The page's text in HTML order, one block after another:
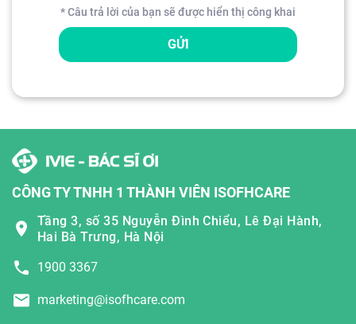
* Câu trả lời của bạn sẽ được hiển thị công khai
GỬI
CÔNG TY TNHH 1 THÀNH VIÊN ISOFHCARE
Tầng 3, số 35 Nguyễn Đình Chiểu, Lê Đại Hành,
Hai Bà Trưng, Hà Nội
1900 3367
marketing@isofhcare.com